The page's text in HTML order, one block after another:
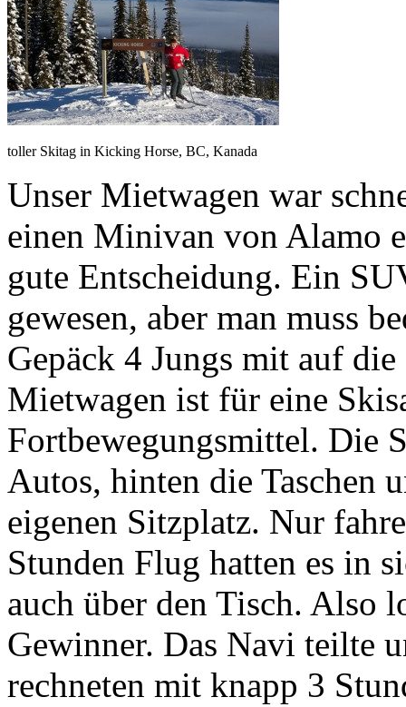
toller Skitag in Kicking Horse, BC, Kanada
Unser Mietwagen war
einen Minivan von Alamo
gute Entscheidung. Ein
gewesen, aber man muss
Gepäck 4 Jungs mit auf
Mietwagen ist für eine
Fortbewegungsmittel. Die
Autos, hinten die Taschen
eigenen Sitzplatz. Nur
Stunden Flug hatten es in
auch über den Tisch. Also
Gewinner. Das Navi teilte
rechneten mit knapp 3